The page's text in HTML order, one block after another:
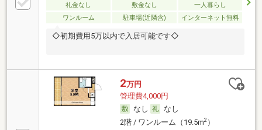
礼金なし 敷金なし
一人暮らし
ワンルーム
駐車場(近隣含) インターネット無料
◇初期費用5万以内で入居可能です◇
2万円
管理費4,000円
なし
なし
2階 / ワンルーム（19.5m2）